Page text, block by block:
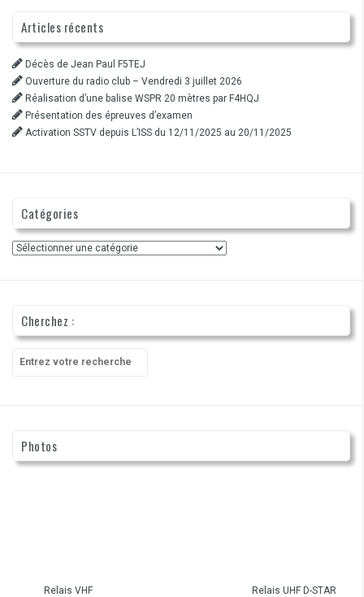
Articles récents
Décès de Jean Paul F5TEJ
Ouverture du radio club – Vendredi 3 juillet 2026
Réalisation d’une balise WSPR 20 mètres par F4HQJ
Présentation des épreuves d’examen
Activation SSTV depuis L’ISS du 12/11/2025 au 20/11/2025
Catégories
Catégories
Cherchez :
pour
Photos
Relais VHF Relais UHF D-STAR